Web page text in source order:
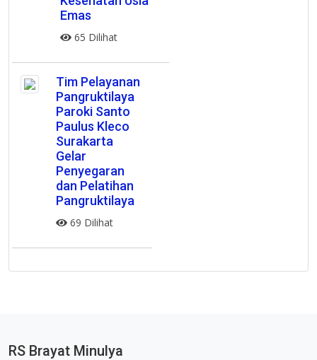
Emas
65 Dilihat
Tim Pelayanan
Pangruktilaya
Paroki Santo
Paulus Kleco
Surakarta
Gelar
Penyegaran
dan Pelatihan
Pangruktilaya
69 Dilihat
RS Brayat Minulya